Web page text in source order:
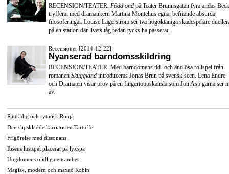
RECENSION/TEATER. Född ond på Teater Brunnsgatan fyra andas
tryfferat med dramatikern Martina Montelius egna, befriande absurda
filosoferingar. Louise Lagerström ser två högoktaniga skådespelare
på en station där livets tåg redan tycks ha passerat.
Recensioner [2014-12-22]
Nyanserad barndomsskildring
RECENSION/TEATER. Med barndomens tid- och ändlösa rollspel från
romanen Skuggland introduceras Jonas Brun på svensk scen. Lena Endre
och Dramaten visar prov på en fingertoppskänsla som Jon Asp gärna ser
av.
Rättrådig och rytmisk Ronja
Den slipsklädde karriäristen Tartuffe
Frigörelse med dissonans
Ibsens lustspel placerat på lyxspa
Ungdomens olidliga ensamhet
Magisk, modern och maxad Robin